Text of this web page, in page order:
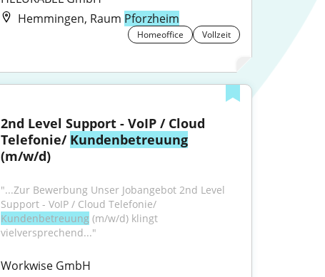
Hemmingen, Raum Pforzheim
Homeoffice Vollzeit
2nd Level Support - VoIP / Cloud
Telefonie/ Kundenbetreuung
(m/w/d)
"...Zur Bewerbung Unser Jobangebot 2nd Level
Support - VoIP / Cloud Telefonie/
Kundenbetreuung (m/w/d) klingt
vielversprechend..."
Workwise GmbH